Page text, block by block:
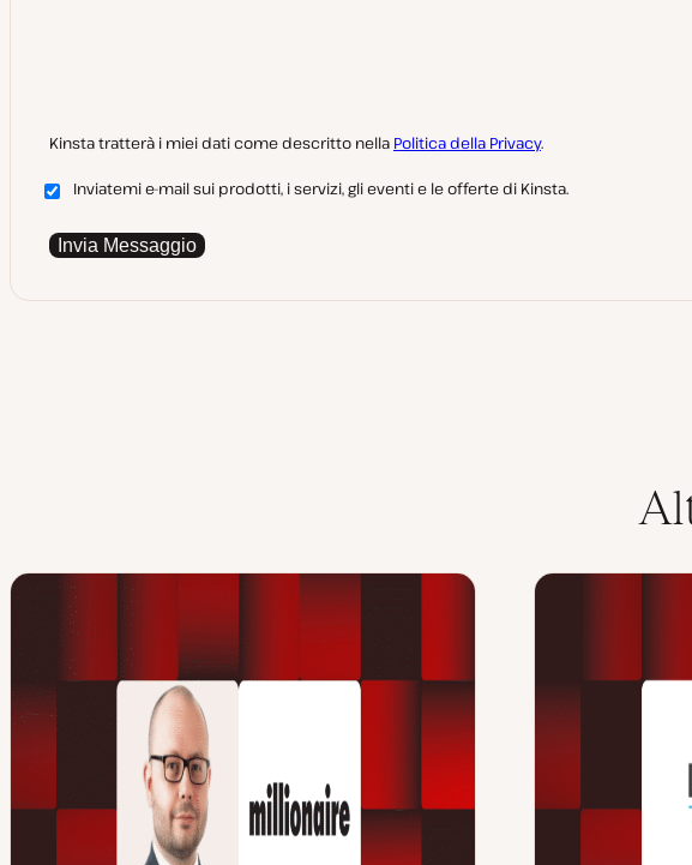
Kinsta tratterà i miei dati come descritto nella Politica della Privacy.
Inviatemi e-mail sui prodotti, i servizi, gli eventi e le offerte di Kinsta.
Invia Messaggio